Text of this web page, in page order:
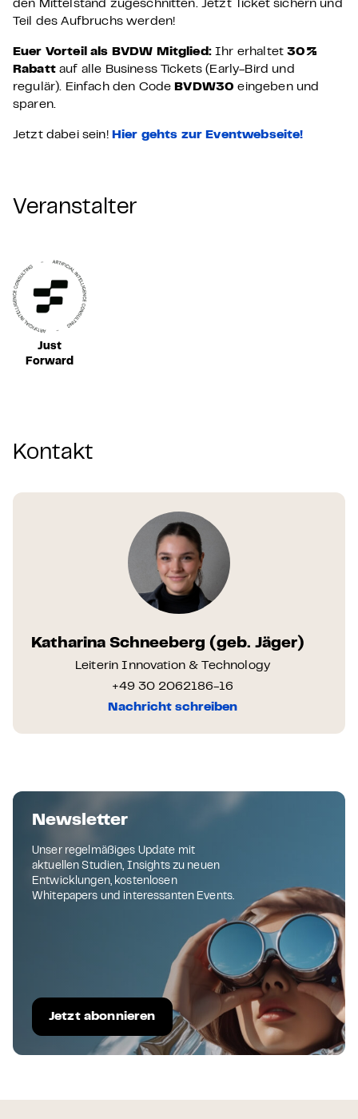
den Mittelstand zugeschnitten. Jetzt Ticket sichern und
Teil des Aufbruchs werden!
Euer Vorteil als BVDW Mitglied:Ihr erhaltet30%
Rabattauf alle Business Tickets (Early-Bird und
regulär). Einfach den Code BVDW30 eingeben und
sparen.
Jetzt dabei sein! Hier gehts zur Eventwebseite!
Veranstalter
Just
Forward
Kontakt
Katharina Schneeberg (geb. Jäger)
Leiterin Innovation & Technology
+49 30 2062186-16
Nachricht schreiben
Newsletter
Unser regelmäßiges Update mit
aktuellen Studien, Insights zu neuen
Entwicklungen, kostenlosen
Whitepapers und interessanten Events.
Jetzt abonnieren